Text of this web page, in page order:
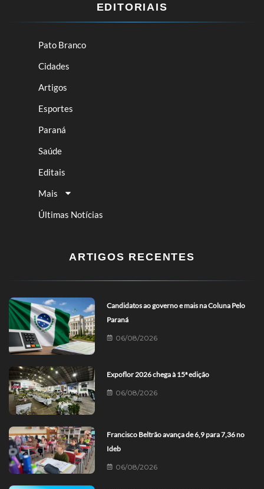
EDITORIAIS
Pato Branco
Cidades
Artigos
Esportes
Paraná
Saúde
Editais
Mais
Últimas Notícias
ARTIGOS RECENTES
Candidatos ao governo e mais na Coluna Pelo
Paraná
06/08/2026
Expoflor 2026 chega à 15ª edição
06/08/2026
Francisco Beltrão avança de 6,9 para 7,36 no
Ideb
06/08/2026